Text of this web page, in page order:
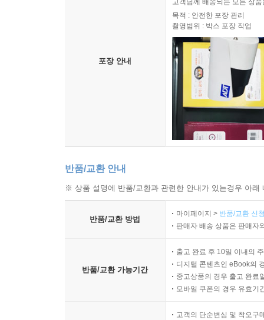
포장 안내
고객님께 배송되는 모든 상
목적 : 안전한 포장 관리
촬영범위 : 박스 포장 작업
반품/교환 안내
※ 상품 설명에 반품/교환과 관련한 안내가 있는경우 아
반품/교환 방법
마이페이지 > 반품/교환 신
판매자 배송 상품은 판매자
반품/교환 가능기간
출고 완료 후 10일 이내의
디지털 콘텐츠인 eBook의
중고상품의 경우 출고 완료
모바일 쿠폰의 경우 유효기
고객의 단순변심 및 착오구